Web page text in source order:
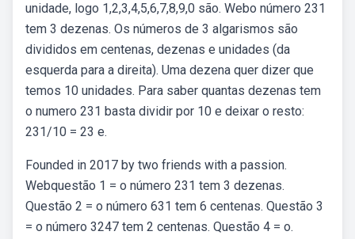
unidade, logo 1,2,3,4,5,6,7,8,9,0 são. Webo número 231
tem 3 dezenas. Os números de 3 algarismos são
divididos em centenas, dezenas e unidades (da
esquerda para a direita). Uma dezena quer dizer que
temos 10 unidades. Para saber quantas dezenas tem
o numero 231 basta dividir por 10 e deixar o resto:
231/10 = 23 e.
Founded in 2017 by two friends with a passion.
Webquestão 1 = o número 231 tem 3 dezenas.
Questão 2 = o número 631 tem 6 centenas. Questão 3
= o número 3247 tem 2 centenas. Questão 4 = o.